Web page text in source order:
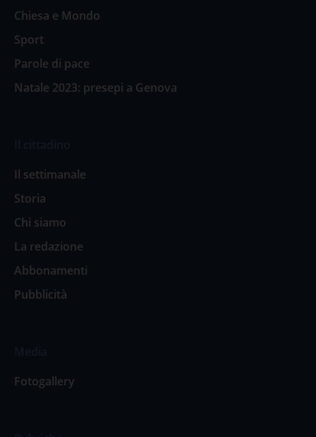
Chiesa e Mondo
Sport
Parole di pace
Natale 2023: presepi a Genova
Il settimanale
Storia
Chi siamo
La redazione
Abbonamenti
Pubblicità
Fotogallery